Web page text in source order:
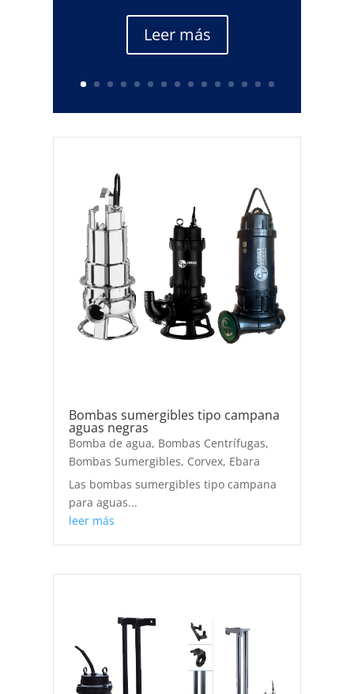
Leer más
Bombas sumergibles tipo campana
aguas negras
Bomba de agua, Bombas Centrífugas,
Bombas Sumergibles, Corvex, Ebara
Las bombas sumergibles tipo campana
para aguas...
leer más